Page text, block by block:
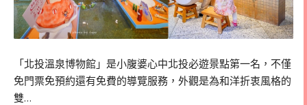
「北投溫泉博物館」是小腹婆心中北投必遊景點第一名，不僅
免門票免預約還有免費的導覽服務，外觀是為和洋折衷風格的
雙…